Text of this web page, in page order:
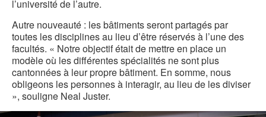
l’université de l’autre.
Autre nouveauté : les bâtiments seront partagés par
toutes les disciplines au lieu d’être réservés à l’une des
facultés. « Notre objectif était de mettre en place un
modèle où les différentes spécialités ne sont plus
cantonnées à leur propre bâtiment. En somme, nous
obligeons les personnes à interagir, au lieu de les diviser
», souligne Neal Juster.